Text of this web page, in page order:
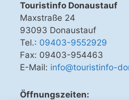
Touristinfo Donaustauf
Maxstraße 24
93093 Donaustauf
Tel.: 09403-9552929
Fax: 09403-954463
E-Mail: info@touristinfo-
Öffnungszeiten: